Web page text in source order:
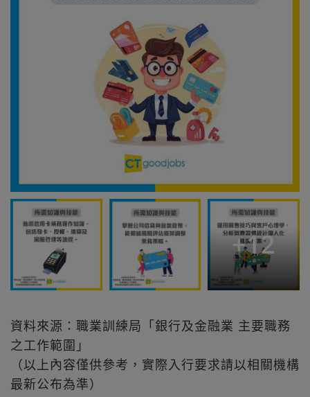
+12
資料來源：職業訓練局「銀行及金融業 主要職務
之工作範圍」
（以上內容僅供參考，實際入行要求請以相關機構
最新公布為準）